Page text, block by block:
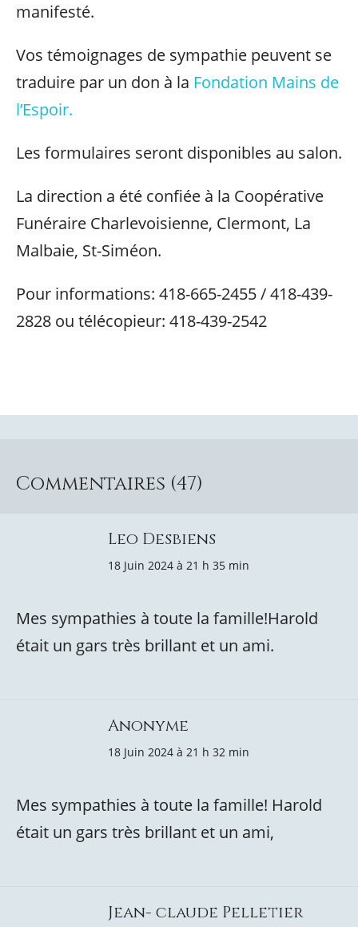
manifesté.
Vos témoignages de sympathie peuvent se
traduire par un don à la Fondation Mains de
l’Espoir.
Les formulaires seront disponibles au salon.
La direction a été confiée à la Coopérative
Funéraire Charlevoisienne, Clermont, La
Malbaie, St-Siméon.
Pour informations: 418-665-2455 / 418-439-
2828 ou télécopieur: 418-439-2542
Commentaires (47)
Leo Desbiens
18 Juin 2024 à 21 h 35 min
Mes sympathies à toute la famille!Harold
était un gars très brillant et un ami.
Anonyme
18 Juin 2024 à 21 h 32 min
Mes sympathies à toute la famille! Harold
était un gars très brillant et un ami,
Jean- claude Pelletier